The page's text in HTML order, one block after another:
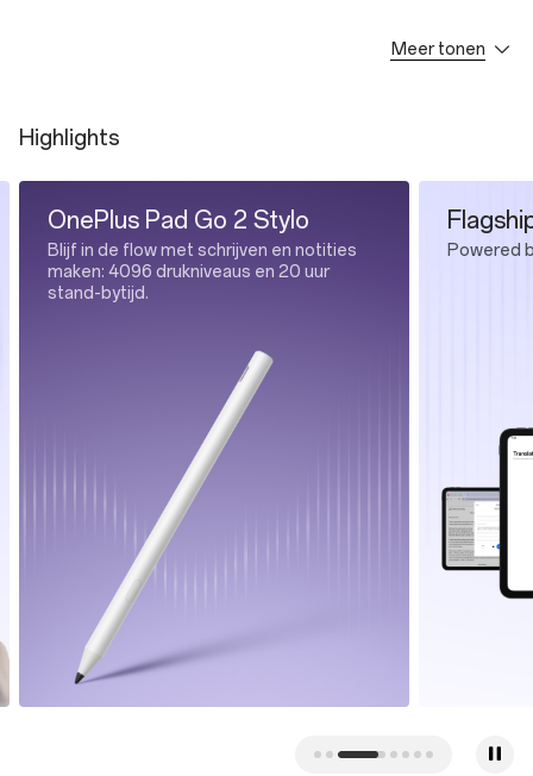
Meer tonen
Highlights
OnePlus Pad Go 2 Stylo
Blijf in de flow met schrijven en notities
maken: 4096 drukniveaus en 20 uur
stand-bytijd.
Powered